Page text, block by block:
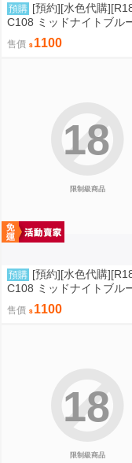
預購 [預約][水色代購
C108 ミッドナイトブル
少女 伊莉雅&克洛伊 M字
售價 1100
限制級商品
18
預購 [預約][水色代購
C108 ミッドナイトブル
星穹鐵道 火花 誘惑
售價 1100
限制級商品
18